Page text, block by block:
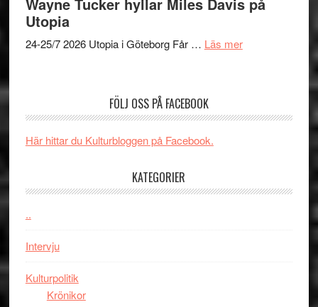
kan
någonsin
Queen
Utopia
24-25/7 2026 Utopia i Göteborg Får … Läs merom
firas
FÖLJ OSS PÅ FACEBOOK
Här hittar du Kulturbloggen på Facebook.
KATEGORIER
..
Intervju
Kulturpolitik
Krönikor